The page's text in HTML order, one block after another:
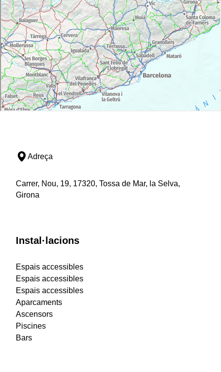
Adreça
Carrer, Nou, 19, 17320, Tossa de Mar, la Selva,
Girona
Instal·lacions
Espais accessibles
Espais accessibles
Espais accessibles
Aparcaments
Ascensors
Piscines
Bars